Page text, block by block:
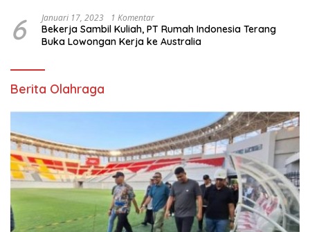
6 Januari 17, 2023 1 Komentar
Bekerja Sambil Kuliah, PT Rumah Indonesia Terang
Buka Lowongan Kerja ke Australia
Berita Olahraga